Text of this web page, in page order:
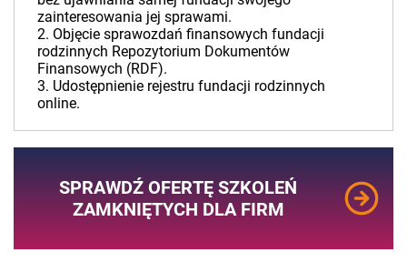
zainteresowania jej sprawami.
2. Objęcie sprawozdań finansowych fundacji
rodzinnych Repozytorium Dokumentów
Finansowych (RDF).
3. Udostępnienie rejestru fundacji rodzinnych
online.
SPRAWDŹ OFERTĘ SZKOLEŃ
ZAMKNIĘTYCH DLA FIRM